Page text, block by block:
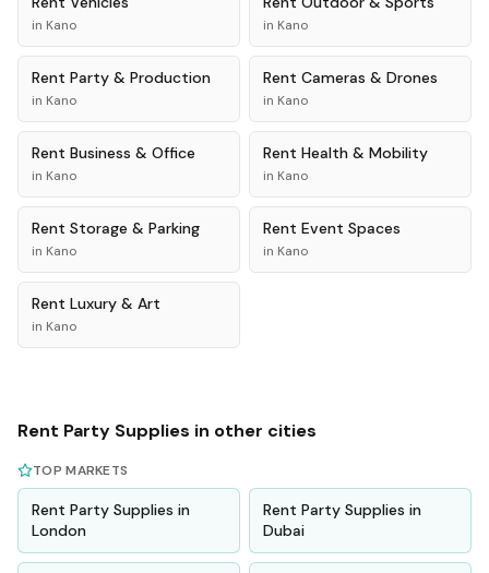
in Kano in Kano
Rent Party & Production
in Kano
Rent Cameras & Drones
in Kano
Rent Business & Office
in Kano
Rent Health & Mobility
in Kano
Rent Storage & Parking
in Kano
Rent Event Spaces
in Kano
Rent Luxury & Art
in Kano
Rent Party Supplies in other cities
TOP MARKETS
Rent Party Supplies in
London
Rent Party Supplies in
Dubai